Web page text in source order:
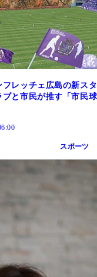
フレッチェ広島の新ス
と市民が推す「市民
スポーツ